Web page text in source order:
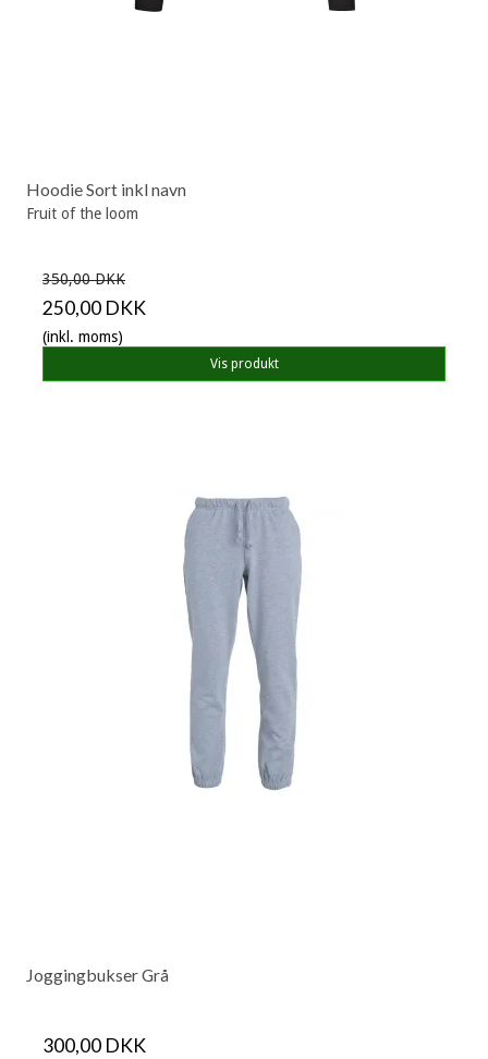
Hoodie Sort inkl navn
Fruit of the loom
350,00 DKK
250,00 DKK
(inkl. moms)
Vis produkt
Joggingbukser Grå
300,00 DKK